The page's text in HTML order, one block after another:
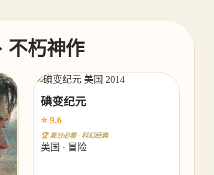
不朽神作
碘变纪元
⭐ 9.6
🏆 高分必看 · 科幻经典
美国 · 冒险